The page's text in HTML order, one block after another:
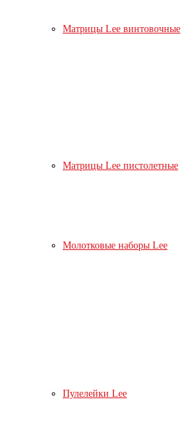
Матрицы Lee винтовочные
Матрицы Lee пистолетные
Молотковые наборы Lee
Пулелейки Lee